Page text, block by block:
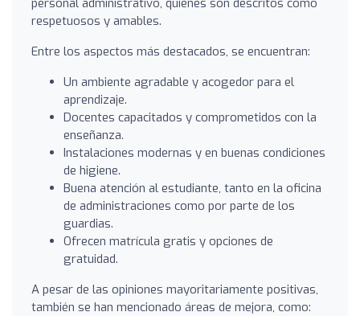
respetuosos y amables.
Entre los aspectos más destacados, se encuentran:
Un ambiente agradable y acogedor para el
aprendizaje.
Docentes capacitados y comprometidos con la
enseñanza.
Instalaciones modernas y en buenas condiciones
de higiene.
Buena atención al estudiante, tanto en la oficina
de administraciones como por parte de los
guardias.
Ofrecen matrícula gratis y opciones de
gratuidad.
A pesar de las opiniones mayoritariamente positivas,
también se han mencionado áreas de mejora, como: